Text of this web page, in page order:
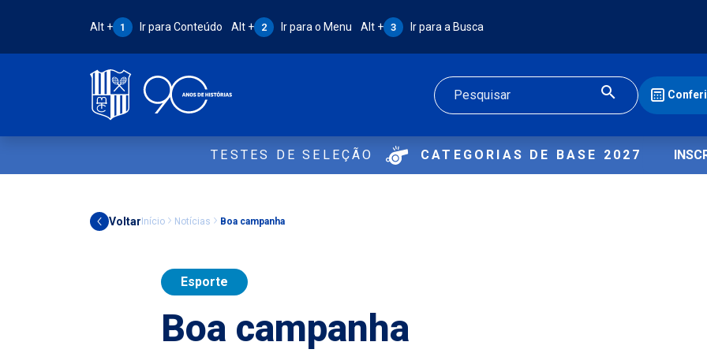
Atalho Alt + 1:
Alt + 1 Ir para Conteúdo Atalho Alt + 2:
Alt + 2 Ir para o Menu Atalho Alt + 3:
Alt + 3 Ir para a Busca
Buscar
TESTES DE SELEÇÃO CATEGORIAS DE BASE 2027
Voltar Início Notícias Boa campanha
Esporte
Boa campanha